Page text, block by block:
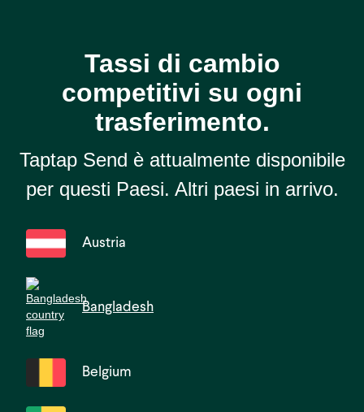
Tassi di cambio
competitivi su ogni
trasferimento.
Taptap Send è attualmente disponibile
per questi Paesi. Altri paesi in arrivo.
Austria
Bangladesh
Belgium